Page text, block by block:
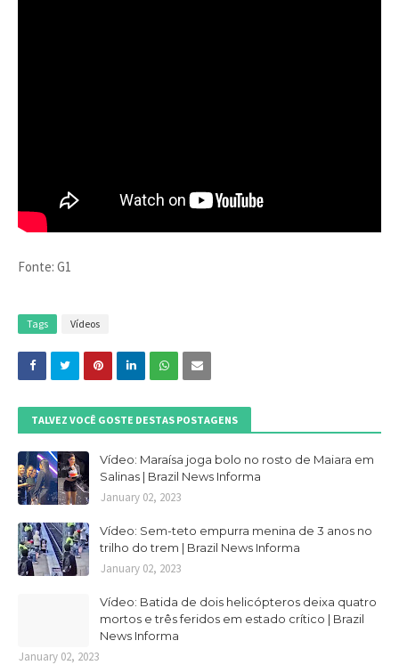
Fonte: G1
Tags Vídeos
TALVEZ VOCÊ GOSTE DESTAS POSTAGENS
Vídeo: Maraísa joga bolo no rosto de Maiara em
Salinas | Brazil News Informa
January 02, 2023
Vídeo: Sem-teto empurra menina de 3 anos no
trilho do trem | Brazil News Informa
January 02, 2023
Vídeo: Batida de dois helicópteros deixa quatro
mortos e três feridos em estado crítico | Brazil
News Informa
January 02, 2023